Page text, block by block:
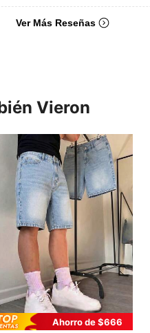
Ver Más Reseñas
Vieron
Ahorro de $666